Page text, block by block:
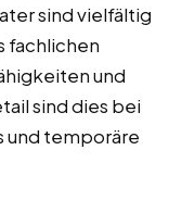
sind vielfältig
fachlichen
und
sind dies bei
und temporäre